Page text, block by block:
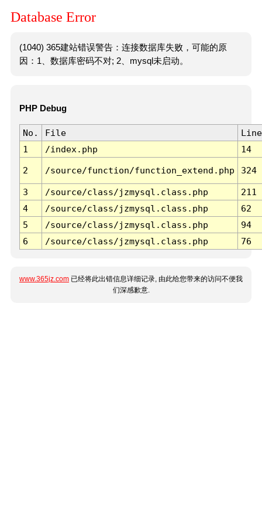
Database Error
(1040) 365建站错误警告：连接数据库失败，可能的原
因：1、数据库密码不对; 2、mysql未启动。
PHP Debug
No. File
Line
1
/index.php 14
2 /source/function/function_extend.php 324
3 /source/class/jzmysql.class.php
211
4
/source/class/jzmysql.class.php
62
5
/source/class/jzmysql.class.php
94
6
/source/class/jzmysql.class.php 76
www.365jz.com 已经将此出错信息详细记录, 由此给您带来的访问不便我
们深感歉意.